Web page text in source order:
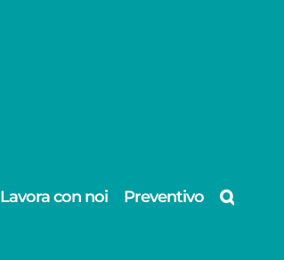
Lavora con noi Preventivo